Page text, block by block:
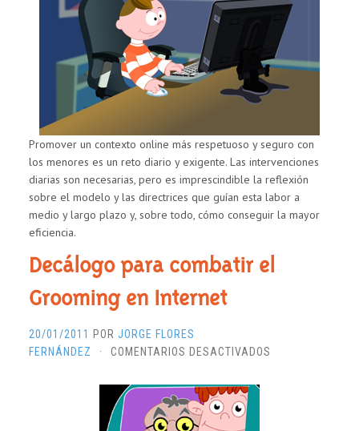
ONLINE
LA
INFANCIA
LA
Promover un contexto online más respetuoso y seguro con
los menores es un reto diario y exigente. Las intervenciones
diarias son necesarias, pero es imprescindible la reflexión
sobre el modelo y las directrices que guían esta labor a
medio y largo plazo y, sobre todo, cómo conseguir la mayor
eficiencia.
Decálogo para combatir el
Grooming en Internet
20/01/2011 POR JORGE FLORES
FERNÁNDEZ
· COMENTARIOS DESACTIVADOS